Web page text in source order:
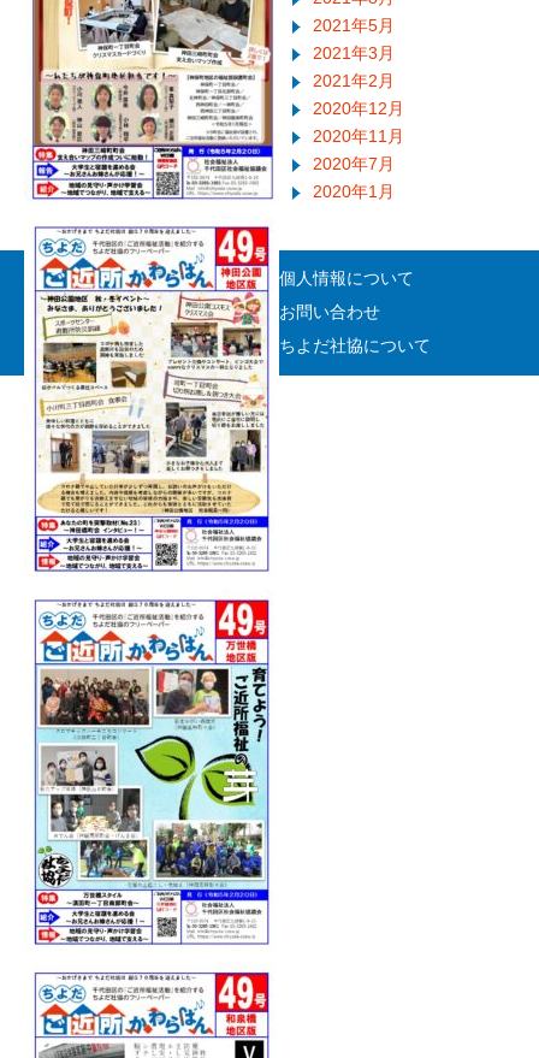
2021年5月
2021年3月
2021年2月
2020年12月
2020年11月
2020年7月
2020年1月
個人情報について
お問い合わせ
ちよだ社協について